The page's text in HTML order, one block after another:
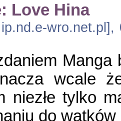
Love Hina
Manga
wcale
niezłe tylko
do